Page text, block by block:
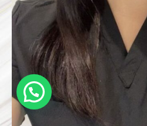
¿Necesitas ayuda?